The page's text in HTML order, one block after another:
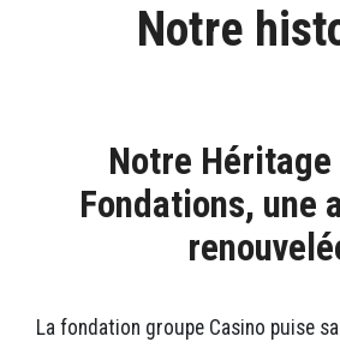
Notre
Notre Héritage
Fondations, une
La fondation groupe Casino puise